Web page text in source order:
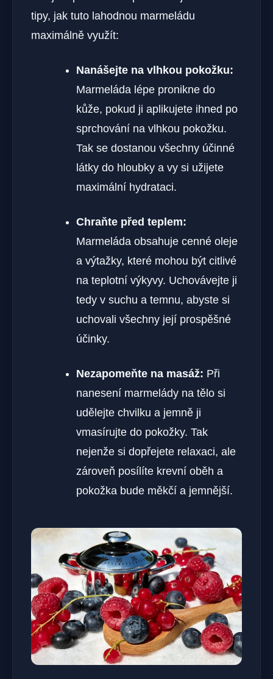
tipy, jak tuto lahodnou marmeládu
maximálně využít:
Nanášejte na vlhkou pokožku:
Marmeláda lépe pronikne do
kůže, pokud ji aplikujete ihned po
sprchování na vlhkou pokožku.
Tak se dostanou všechny účinné
látky do hloubky a vy si užijete
maximální hydrataci.
Chraňte před teplem:
Marmeláda obsahuje cenné oleje
a výtažky, které mohou být citlivé
na teplotní výkyvy. Uchovávejte ji
tedy v suchu a temnu, abyste si
uchovali všechny její prospěšné
účinky.
Nezapomeňte na masáž: Při
nanesení marmelády na tělo si
udělejte chvilku a jemně ji
vmasírujte do pokožky. Tak
nejenže si dopřejete relaxaci, ale
zároveň posílíte krevní oběh a
pokožka bude měkčí a jemnější.